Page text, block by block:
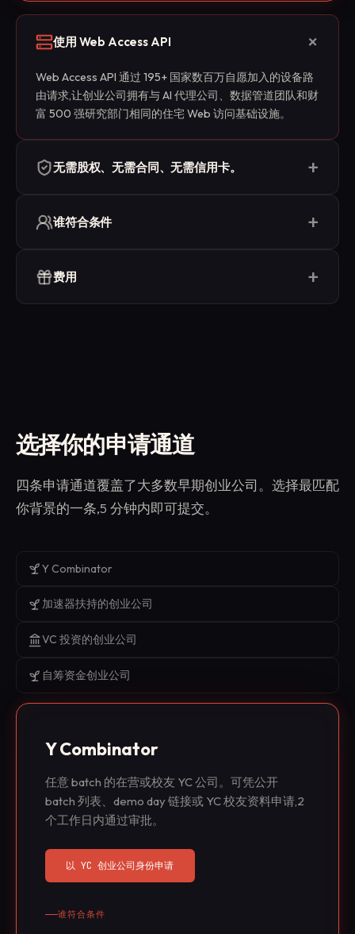
使用 Web Access API +
Web Access API 通过 195+ 国家数百万自愿加入的设备路
由请求,让创业公司拥有与 AI 代理公司、数据管道团队和财
富 500 强研究部门相同的住宅 Web 访问基础设施。
无需股权、无需合同、无需信用卡。 +
在项目结束后自动转为付费。本项目专为 AI 代理创业公
业公司而设计。
谁符合条件 +
Techstars、500 Global、Antler、Entrepreneur
费用 +
选择你的申请通道
四条申请通道覆盖了大多数早期创业公司。选择最匹配
你背景的一条,5 分钟内即可提交。
Y Combinator
加速器扶持的创业公司
VC 投资的创业公司
自筹资金创业公司
Y Combinator
任意 batch 的在营或校友 YC 公司。可凭公开
batch 列表、demo day 链接或 YC 校友资料申请,2
个工作日内通过审批。
以 YC 创业公司身份申请
谁符合条件